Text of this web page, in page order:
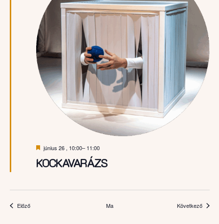
KOCKAVARÁZS
Kiemelt
június 26 , 10:00– 11:00
ElőzőEsemények Ma Következő